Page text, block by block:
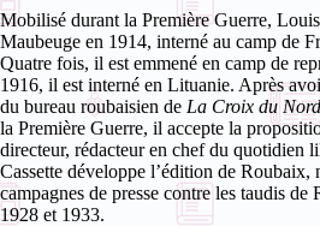
Mobilisé durant la Première Guerre,
Maubeuge en 1914, interné au camp de
Quatre fois, il est emmené en camp de
1916, il est interné en Lituanie. Après
du bureau roubaisien de La Croix du Nord,
la Première Guerre, il accepte la
directeur, rédacteur en chef du quotidien
Cassette développe l’édition de Roubaix,
campagnes de presse contre les taudis
1928 et 1933.